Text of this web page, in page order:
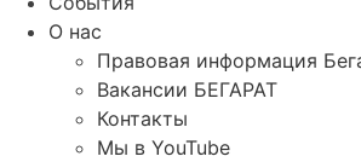
О нас
Правовая информация
Вакансии БЕГАРАТ
Контакты
Мы в YouTube